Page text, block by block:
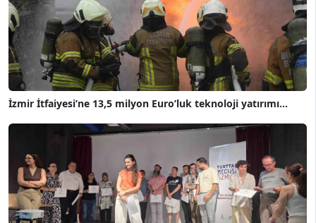
İzmir İtfaiyesi’ne 13,5 milyon Euro’luk teknoloji yatırımı...